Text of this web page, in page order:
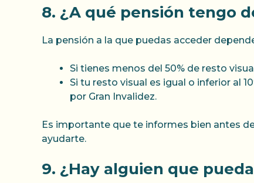
8. ¿A qué pensión tengo
La pensión a la que puedas acceder
Si tienes menos del 50% de resto
Si tu resto visual es igual o inferior al
por Gran Invalidez.
Es importante que te informes bien antes
ayudarte.
9. ¿Hay alguien que